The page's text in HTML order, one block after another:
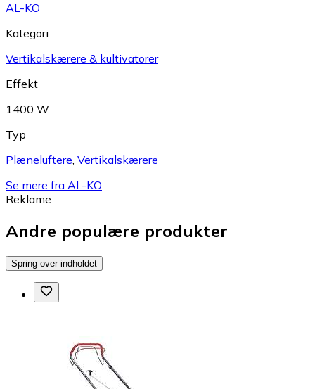
AL-KO
Kategori
Vertikalskærere & kultivatorer
Effekt
1400 W
Typ
Plæneluftere, Vertikalskærere
Se mere fra AL-KO
Reklame
Andre populære produkter
Spring over indholdet